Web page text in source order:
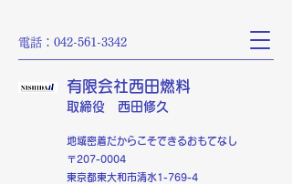
有限会社西田燃料
​​地域密着だからこそできるおもてなし
〒207-0004
東京都東大和市清水1-769-4
電話：042-561-3342
​取締役 西田修久